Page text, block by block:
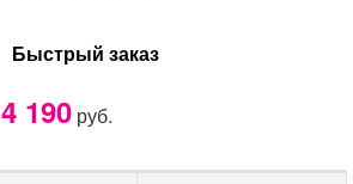
Быстрый заказ
4 190 руб.